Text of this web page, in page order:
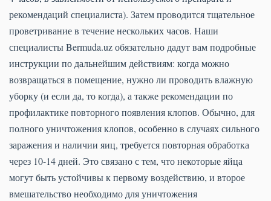
рекомендаций специалиста). Затем проводится тщательное
проветривание в течение нескольких часов. Наши
специалисты Bermuda.uz обязательно дадут вам подробные
инструкции по дальнейшим действиям: когда можно
возвращаться в помещение, нужно ли проводить влажную
уборку (и если да, то когда), а также рекомендации по
профилактике повторного появления клопов. Обычно, для
полного уничтожения клопов, особенно в случаях сильного
заражения и наличии яиц, требуется повторная обработка
через 10-14 дней. Это связано с тем, что некоторые яйца
могут быть устойчивы к первому воздействию, и второе
вмешательство необходимо для уничтожения